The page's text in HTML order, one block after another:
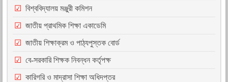
বিশ্ববিদ্যালয় মঞ্জুরী কমিশন
জাতীয় প্রাথমিক শিক্ষা একাডেমি
জাতীয় শিক্ষাক্রম ও পাঠ্যপুস্তক বোর্ড
বে-সরকারি শিক্ষক নিবন্ধন কর্তৃপক্ষ
কারিগরি ও মাদ্রাসা শিক্ষা অধিদপ্তর